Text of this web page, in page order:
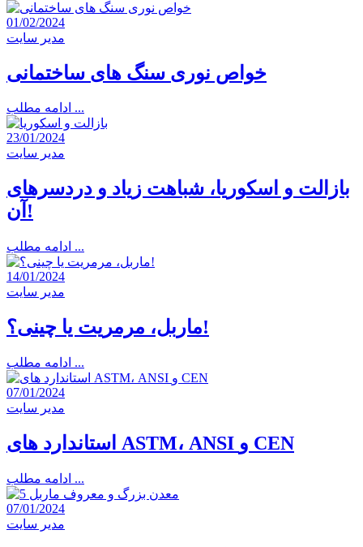
01/02/2024
مدیر سایت
خواص نوری سنگ های ساختمانی
ادامه مطلب ...
23/01/2024
مدیر سایت
بازالت و اسکوریا، شباهت زیاد و دردسرهای
آن!
ادامه مطلب ...
14/01/2024
مدیر سایت
ماربل، مرمریت یا چینی؟!
ادامه مطلب ...
07/01/2024
مدیر سایت
استاندارد های ASTM، ANSI و CEN
ادامه مطلب ...
07/01/2024
مدیر سایت